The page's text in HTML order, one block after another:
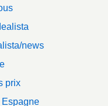
news
prix